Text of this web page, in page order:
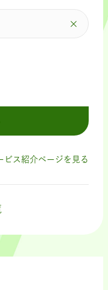
ビス紹介ページを見る